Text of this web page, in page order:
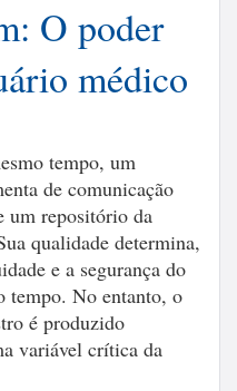
O poder
médico
tempo, um
de comunicação
um repositório da
qualidade determina,
e a segurança do
tempo. No entanto, o
é produzido
variável crítica da